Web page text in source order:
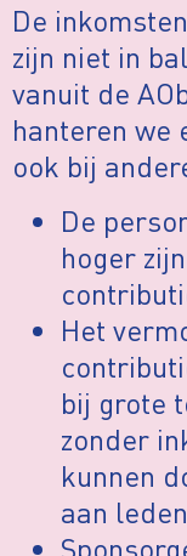
De
zijn niet in
vanuit de
hanteren we
ook bij
De
hoger
Het
bij grote
zonder
kunnen
aan